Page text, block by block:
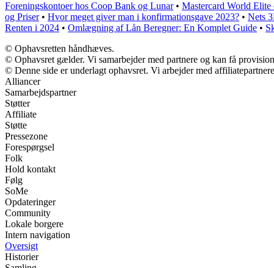
Foreningskontoer hos Coop Bank og Lunar• Mastercard World Elite
og Priser• Hvor meget giver man i konfirmationsgave 2023? • Nets
Renten i 2024 • Omlægning af Lån Beregner: En Komplet Guide •
© Ophavsretten håndhæves.
© Ophavsret gælder. Vi samarbejder med partnere og kan få
© Denne side er underlagt ophavsret. Vi arbejder med
Alliancer
Samarbejdspartner
Støtter
Affiliate
Støtte
Pressezone
Forespørgsel
Folk
Hold kontakt
Følg
SoMe
Opdateringer
Community
Lokale borgere
Intern navigation
Oversigt
Historier